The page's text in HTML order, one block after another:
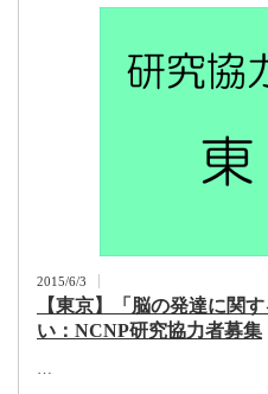
2015/6/3
【東京】「脳の発達に関
い：NCNP研究協力者募集
…